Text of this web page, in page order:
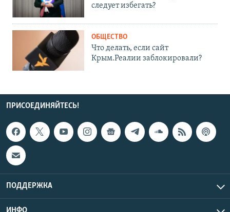
следует избегать?
ОБЩЕСТВО
Что делать, если сайт
Крым.Реалии заблокировали?
ПРИСОЕДИНЯЙТЕСЬ!
ПОДДЕРЖКА
ИНФО